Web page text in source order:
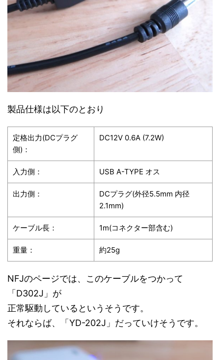
製品仕様は以下のとおり
定格出力(DCプラグ
側)：
DC12V 0.6A (7.2W)
入力側： USB A-TYPE オス
出力側：
DCプラグ(外径5.5mm 内径
2.1mm)
ケーブル長： 1m(コネクター部含む)
重量： 約25g
NFJのページでは、このケーブルをつかって
「D302J」が
正常駆動しているというそうです。
それならば、「YD-202J」だっていけそうです。